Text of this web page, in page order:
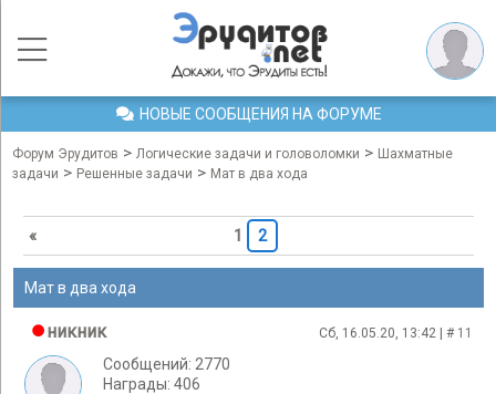
НОВЫЕ СООБЩЕНИЯ НА ФОРУМЕ
Форум Эрудитов > Логические задачи и головоломки > Шахматные
задачи > Решенные задачи > Мат в два хода
« 1 2
Мат в два хода
никник Сб, 16.05.20, 13:42 | # 11
Сообщений: 2770
Награды: 406